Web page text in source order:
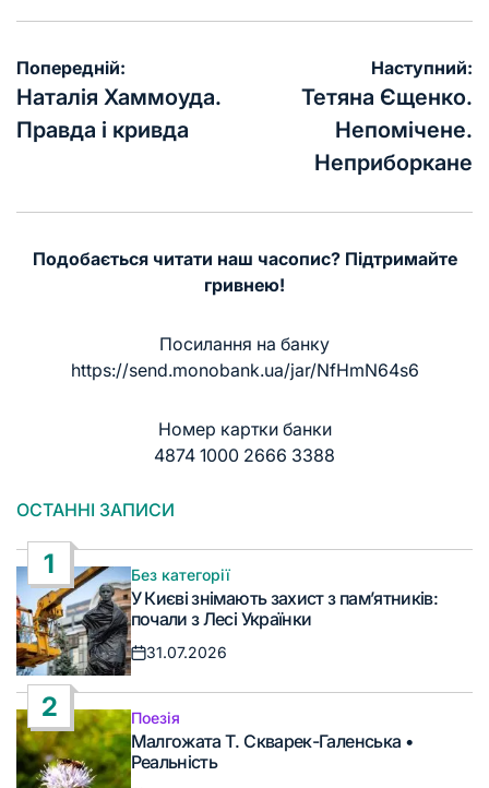
Навігація
записів
Попередній:
Наталія Хаммоуда.
Правда і кривда
Наступний:
Тетяна Єщенко.
Непомічене.
Неприборкане
Подобається читати наш часопис? Підтримайте
гривнею!
Посилання на банку
https://send.monobank.ua/jar/NfHmN64s6
Номер картки банки
4874 1000 2666 3388
ОСТАННІ ЗАПИСИ
1
Опублікувати
у
Без категорії
У Києві знімають захист з пам’ятників:
почали з Лесі Українки
Дата
31.07.2026
2
Опублікувати
у
Поезія
Малгожата Т. Скварек-Галенська •
Реальність